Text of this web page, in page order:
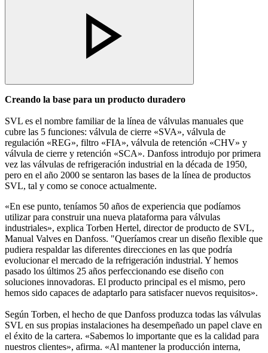
Creando la base para un producto duradero
SVL es el nombre familiar de la línea de válvulas manuales que
cubre las 5 funciones: válvula de cierre «SVA», válvula de
regulación «REG», filtro «FIA», válvula de retención «CHV» y
válvula de cierre y retención «SCA». Danfoss introdujo por primera
vez las válvulas de refrigeración industrial en la década de 1950,
pero en el año 2000 se sentaron las bases de la línea de productos
SVL, tal y como se conoce actualmente.
«En ese punto, teníamos 50 años de experiencia que podíamos
utilizar para construir una nueva plataforma para válvulas
industriales», explica Torben Hertel, director de producto de SVL,
Manual Valves en Danfoss. "Queríamos crear un diseño flexible que
pudiera respaldar las diferentes direcciones en las que podría
evolucionar el mercado de la refrigeración industrial. Y hemos
pasado los últimos 25 años perfeccionando ese diseño con
soluciones innovadoras. El producto principal es el mismo, pero
hemos sido capaces de adaptarlo para satisfacer nuevos requisitos».
Según Torben, el hecho de que Danfoss produzca todas las válvulas
SVL en sus propias instalaciones ha desempeñado un papel clave en
el éxito de la cartera. «Sabemos lo importante que es la calidad para
nuestros clientes», afirma. «Al mantener la producción interna,